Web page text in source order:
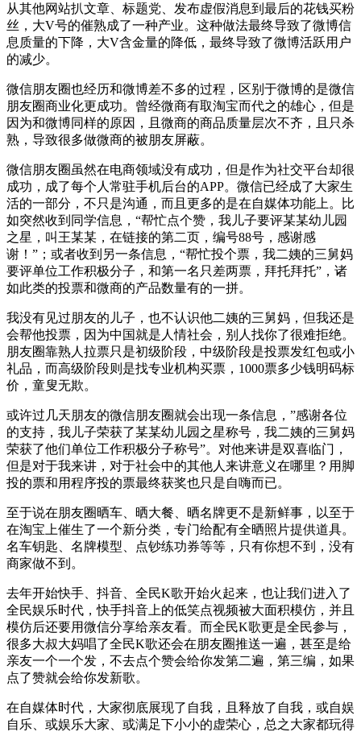
从其他网站扒文章、标题党、发布虚假消息到最后的花钱买粉
丝，大V号的催熟成了一种产业。这种做法最终导致了微博信
息质量的下降，大V含金量的降低，最终导致了微博活跃用户
的减少。
微信朋友圈也经历和微博差不多的过程，区别于微博的是微信
朋友圈商业化更成功。曾经微商有取淘宝而代之的雄心，但是
因为和微博同样的原因，且微商的商品质量层次不齐，且只杀
熟，导致很多做微商的被朋友屏蔽。
微信朋友圈虽然在电商领域没有成功，但是作为社交平台却很
成功，成了每个人常驻手机后台的APP。微信已经成了大家生
活的一部分，不只是沟通，而且更多的是在自媒体功能上。比
如突然收到同学信息，“帮忙点个赞，我儿子要评某某幼儿园
之星，叫王某某，在链接的第二页，编号88号，感谢感
谢！”；或者收到另一条信息，“帮忙投个票，我二姨的三舅妈
要评单位工作积极分子，和第一名只差两票，拜托拜托”，诸
如此类的投票和微商的产品数量有的一拼。
我没有见过朋友的儿子，也不认识他二姨的三舅妈，但我还是
会帮他投票，因为中国就是人情社会，别人找你了很难拒绝。
朋友圈靠熟人拉票只是初级阶段，中级阶段是投票发红包或小
礼品，而高级阶段则是找专业机构买票，1000票多少钱明码标
价，童叟无欺。
或许过几天朋友的微信朋友圈就会出现一条信息，”感谢各位
的支持，我儿子荣获了某某幼儿园之星称号，我二姨的三舅妈
荣获了他们单位工作积极分子称号”。对他来讲是双喜临门，
但是对于我来讲，对于社会中的其他人来讲意义在哪里？用脚
投的票和用程序投的票最终获奖也只是自嗨而已。
至于说在朋友圈晒车、晒大餐、晒名牌更不是新鲜事，以至于
在淘宝上催生了一个新分类，专门给配有全晒照片提供道具。
名车钥匙、名牌模型、点钞练功券等等，只有你想不到，没有
商家做不到。
去年开始快手、抖音、全民K歌开始火起来，也让我们进入了
全民娱乐时代，快手抖音上的低笑点视频被大面积模仿，并且
模仿后还要用微信分享给亲友看。而全民K歌更是全民参与，
很多大叔大妈唱了全民K歌还会在朋友圈推送一遍，甚至是给
亲友一个一个发，不去点个赞会给你发第二遍，第三编，如果
点了赞就会给你发新歌。
在自媒体时代，大家彻底展现了自我，且释放了自我，或自娱
自乐、或娱乐大家、或满足下小小的虚荣心，总之大家都玩得